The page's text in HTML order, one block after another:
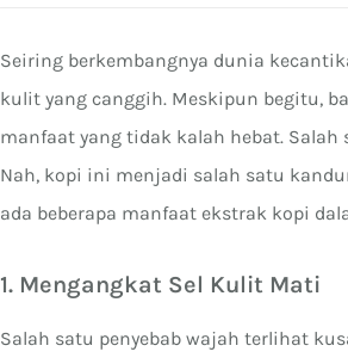
Seiring berkembangnya dunia
kulit yang canggih. Meskipun begitu,
manfaat yang tidak kalah hebat.
Nah, kopi ini menjadi salah satu
ada beberapa manfaat ekstrak kopi
1. Mengangkat Sel Kulit Mati
Salah satu penyebab wajah terlihat